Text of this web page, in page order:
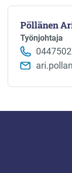
Pöllänen
Työnjohtaja